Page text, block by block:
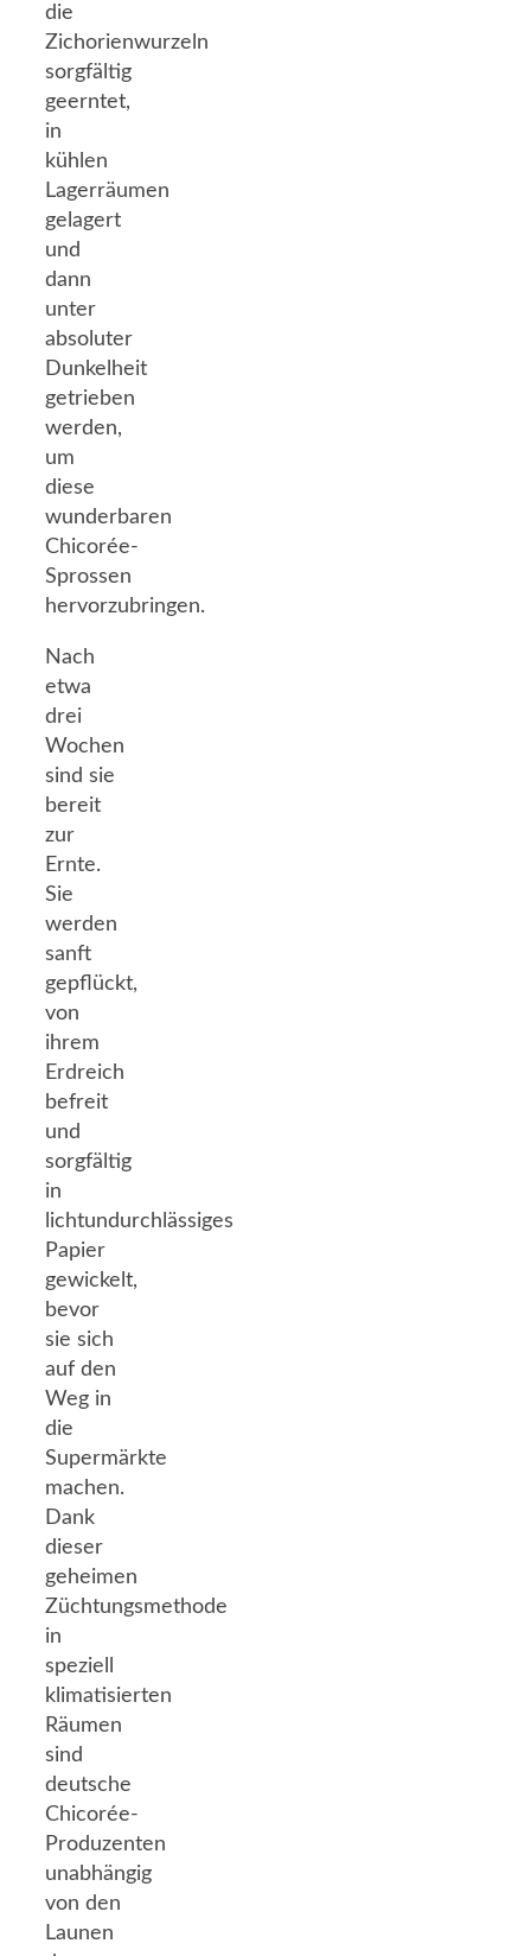
die
Zichorienwurzeln
sorgfältig
geerntet,
in
kühlen
Lagerräumen
gelagert
und
dann
unter
absoluter
Dunkelheit
getrieben
werden,
um
diese
wunderbaren
Chicorée-
Sprossen
hervorzubringen.
Nach
etwa
drei
Wochen
sind sie
bereit
zur
Ernte.
Sie
werden
sanft
gepflückt,
von
ihrem
Erdreich
befreit
und
sorgfältig
in
lichtundurchlässiges
Papier
gewickelt,
bevor
sie sich
auf den
Weg in
die
Supermärkte
machen.
Dank
dieser
geheimen
Züchtungsmethode
in
speziell
klimatisierten
Räumen
sind
deutsche
Chicorée-
Produzenten
unabhängig
von den
Launen